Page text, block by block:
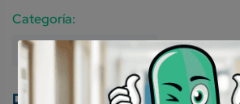
Category:
Material De Curación